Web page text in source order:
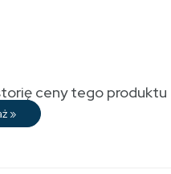
ceny tego produktu
»